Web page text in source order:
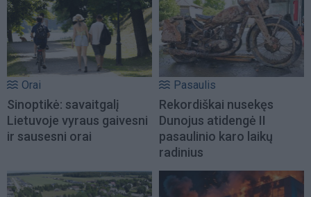
Orai
Sinoptikė: savaitgalį
Lietuvoje vyraus gaivesni
ir sausesni orai
Pasaulis
Rekordiškai nusekęs
Dunojus atidengė II
pasaulinio karo laikų
radinius